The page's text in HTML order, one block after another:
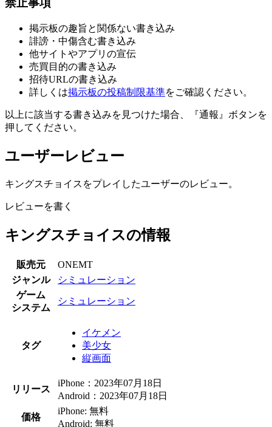
禁止事項
掲示板の趣旨と関係ない書き込み
誹謗・中傷含む書き込み
他サイトやアプリの宣伝
売買目的の書き込み
招待URLの書き込み
詳しくは掲示板の投稿制限基準をご確認ください。
以上に該当する書き込みを見つけた場合、
『通報』ボタンを
押してください。
ユーザーレビュー
キングスチョイスをプレイしたユーザーのレビュー。
レビューを書く
キングスチョイスの情報
販売元
ONEMT
ジャンル
シミュレーション
ゲーム
システム
シミュレーション
タグ
イケメン
美少女
縦画面
リリース
iPhone：2023年07月18日
Android：2023年07月18日
価格
iPhone: 無料
Android: 無料